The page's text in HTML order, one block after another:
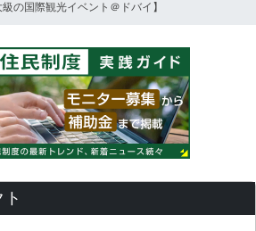
級の国際観光イベント＠ドバイ】